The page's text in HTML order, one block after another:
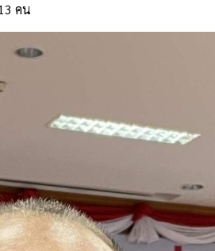
คน